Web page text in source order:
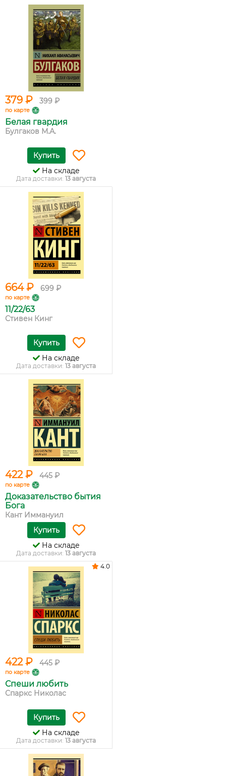
379 ₽ 399 ₽
по карте
Белая гвардия
Булгаков М.А.
Купить
На складе
Дата доставки: 13 августа
664 ₽ 699 ₽
по карте
11/22/63
Стивен Кинг
Купить
На складе
Дата доставки: 13 августа
422 ₽ 445 ₽
по карте
Доказательство бытия
Бога
Кант Иммануил
Купить
На складе
Дата доставки: 13 августа
422 ₽ 445 ₽
по карте
Спеши любить
Спаркс Николас
4.0
Купить
На складе
Дата доставки: 13 августа